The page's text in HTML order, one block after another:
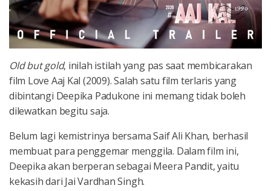
Old but gold, inilah istilah yang pas saat membicarakan
film Love Aaj Kal (2009). Salah satu film terlaris yang
dibintangi Deepika Padukone ini memang tidak boleh
dilewatkan begitu saja.
Belum lagi kemistrinya bersama Saif Ali Khan, berhasil
membuat para penggemar menggila. Dalam film ini,
Deepika akan berperan sebagai Meera Pandit, yaitu
kekasih dari Jai Vardhan Singh.